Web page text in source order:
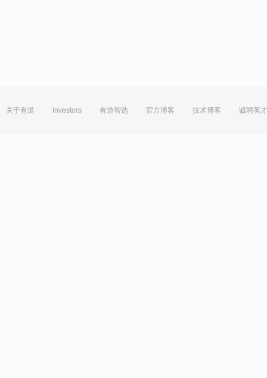
关于有道 Investors 有道智选 官方博客 技术博客 诚聘英才